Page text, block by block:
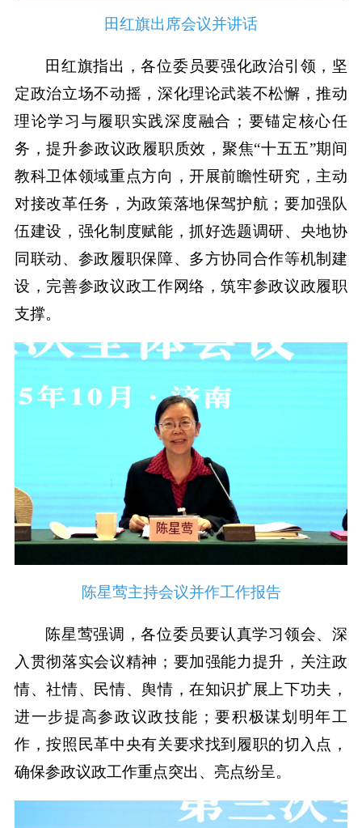
田红旗出席会议并讲话
田红旗指出，各位委员要强化政治引领，坚
定政治立场不动摇，深化理论武装不松懈，推动
理论学习与履职实践深度融合；要锚定核心任
务，提升参政议政履职质效，聚焦“十五五”期间
教科卫体领域重点方向，开展前瞻性研究，主动
对接改革任务，为政策落地保驾护航；要加强队
伍建设，强化制度赋能，抓好选题调研、央地协
同联动、参政履职保障、多方协同合作等机制建
设，完善参政议政工作网络，筑牢参政议政履职
支撑。
陈星莺主持会议并作工作报告
陈星莺强调，各位委员要认真学习领会、深
入贯彻落实会议精神；要加强能力提升，关注政
情、社情、民情、舆情，在知识扩展上下功夫，
进一步提高参政议政技能；要积极谋划明年工
作，按照民革中央有关要求找到履职的切入点，
确保参政议政工作重点突出、亮点纷呈。